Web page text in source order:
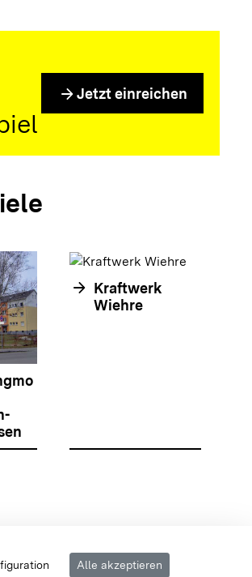
arrow_forward Jetzt einreichen
arrow_forward Kraftwerk
Wiehre
Alle akzeptieren